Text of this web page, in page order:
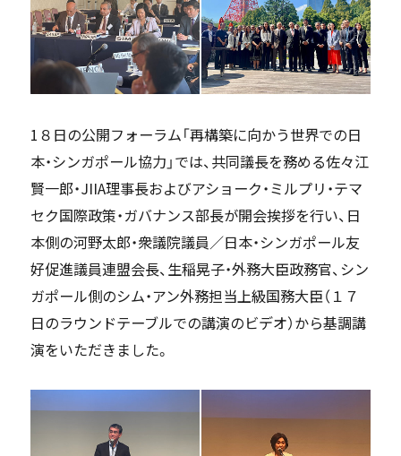
1８日の公開フォーラム「再構築に向かう世界での日
本・シンガポール協力」では、共同議長を務める佐々江
賢一郎・JIIA理事長およびアショーク・ミルプリ・テマ
セク国際政策・ガバナンス部長が開会挨拶を行い、日
本側の河野太郎・衆議院議員／日本・シンガポール友
好促進議員連盟会長、生稲晃子・外務大臣政務官、シン
ガポール側のシム・アン外務担当上級国務大臣（１７
日のラウンドテーブルでの講演のビデオ）から基調講
演をいただきました。